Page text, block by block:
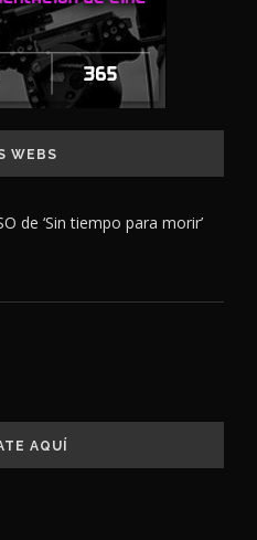
WEBS
de ‘Sin tiempo para morir’
AQUÍ